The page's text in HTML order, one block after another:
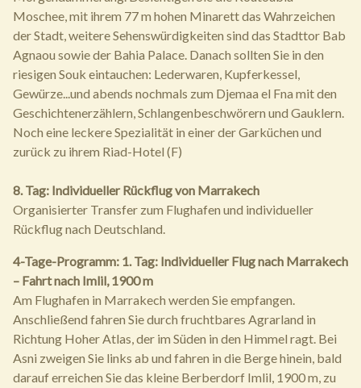
Moschee, mit ihrem 77 m hohen Minarett das Wahrzeichen
der Stadt, weitere Sehenswürdigkeiten sind das Stadttor Bab
Agnaou sowie der Bahia Palace. Danach sollten Sie in den
riesigen Souk eintauchen: Lederwaren, Kupferkessel,
Gewürze...und abends nochmals zum Djemaa el Fna mit den
Geschichtenerzählern, Schlangenbeschwörern und Gauklern.
Noch eine leckere Spezialität in einer der Garküchen und
zurück zu ihrem Riad-Hotel (F)
8. Tag: Individueller Rückflug von Marrakech
Organisierter Transfer zum Flughafen und individueller
Rückflug nach Deutschland.
4-Tage-Programm: 1. Tag: Individueller Flug nach Marrakech
– Fahrt nach Imlil, 1900 m
Am Flughafen in Marrakech werden Sie empfangen.
Anschließend fahren Sie durch fruchtbares Agrarland in
Richtung Hoher Atlas, der im Süden in den Himmel ragt. Bei
Asni zweigen Sie links ab und fahren in die Berge hinein, bald
darauf erreichen Sie das kleine Berberdorf Imlil, 1900 m, zu